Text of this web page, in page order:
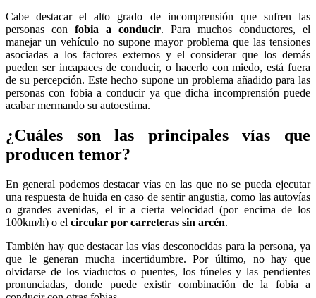
Cabe destacar el alto grado de incomprensión que sufren las
personas con fobia a conducir. Para muchos conductores, el
manejar un vehículo no supone mayor problema que las tensiones
asociadas a los factores externos y el considerar que los demás
pueden ser incapaces de conducir, o hacerlo con miedo, está fuera
de su percepción. Este hecho supone un problema añadido para las
personas con fobia a conducir ya que dicha incomprensión puede
acabar mermando su autoestima.
¿Cuáles son las principales vías que
producen temor?
En general podemos destacar vías en las que no se pueda ejecutar
una respuesta de huida en caso de sentir angustia, como las autovías
o grandes avenidas, el ir a cierta velocidad (por encima de los
100km/h) o el circular por carreteras sin arcén.
También hay que destacar las vías desconocidas para la persona, ya
que le generan mucha incertidumbre. Por último, no hay que
olvidarse de los viaductos o puentes, los túneles y las pendientes
pronunciadas, donde puede existir combinación de la fobia a